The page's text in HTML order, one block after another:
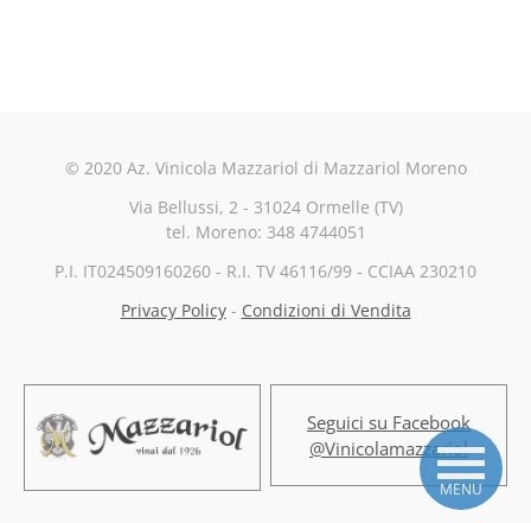
© 2020 Az. Vinicola Mazzariol di Mazzariol Moreno
Via Bellussi, 2 - 31024 Ormelle (TV)
tel. Moreno: 3​4​8 4744051
P.I. IT024509160260 - R.I. TV 46116/99 - CCIAA 230210
Privacy Policy- Condizioni di Vendita
Seguici su Facebook
@Vinicolamazzariol
MENU